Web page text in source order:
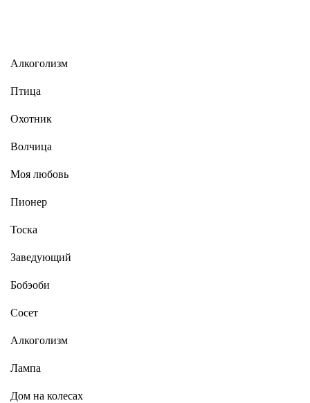
Алкоголизм
Птица
Охотник
Волчица
Моя любовь
Пионер
Тоска
Заведующий
Бобэоби
Сосет
Алкоголизм
Лампа
Дом на колесах